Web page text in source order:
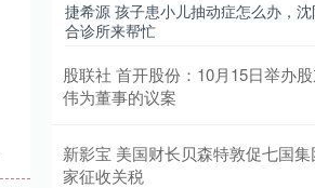
捷希源 孩子患小儿抽动症怎么办，
合诊所来帮忙
股联社 首开股份：10月15日举办
伟为董事的议案
新影宝 美国财长贝森特敦促七国
家征收关税